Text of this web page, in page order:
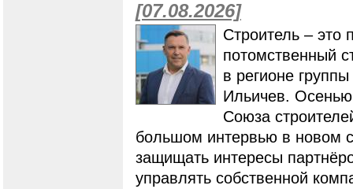
[07.08.2026]
Строитель – это
потомственный
в регионе
Ильичев.
Союза
большом интервью в новом
защищать интересы
управлять собственной